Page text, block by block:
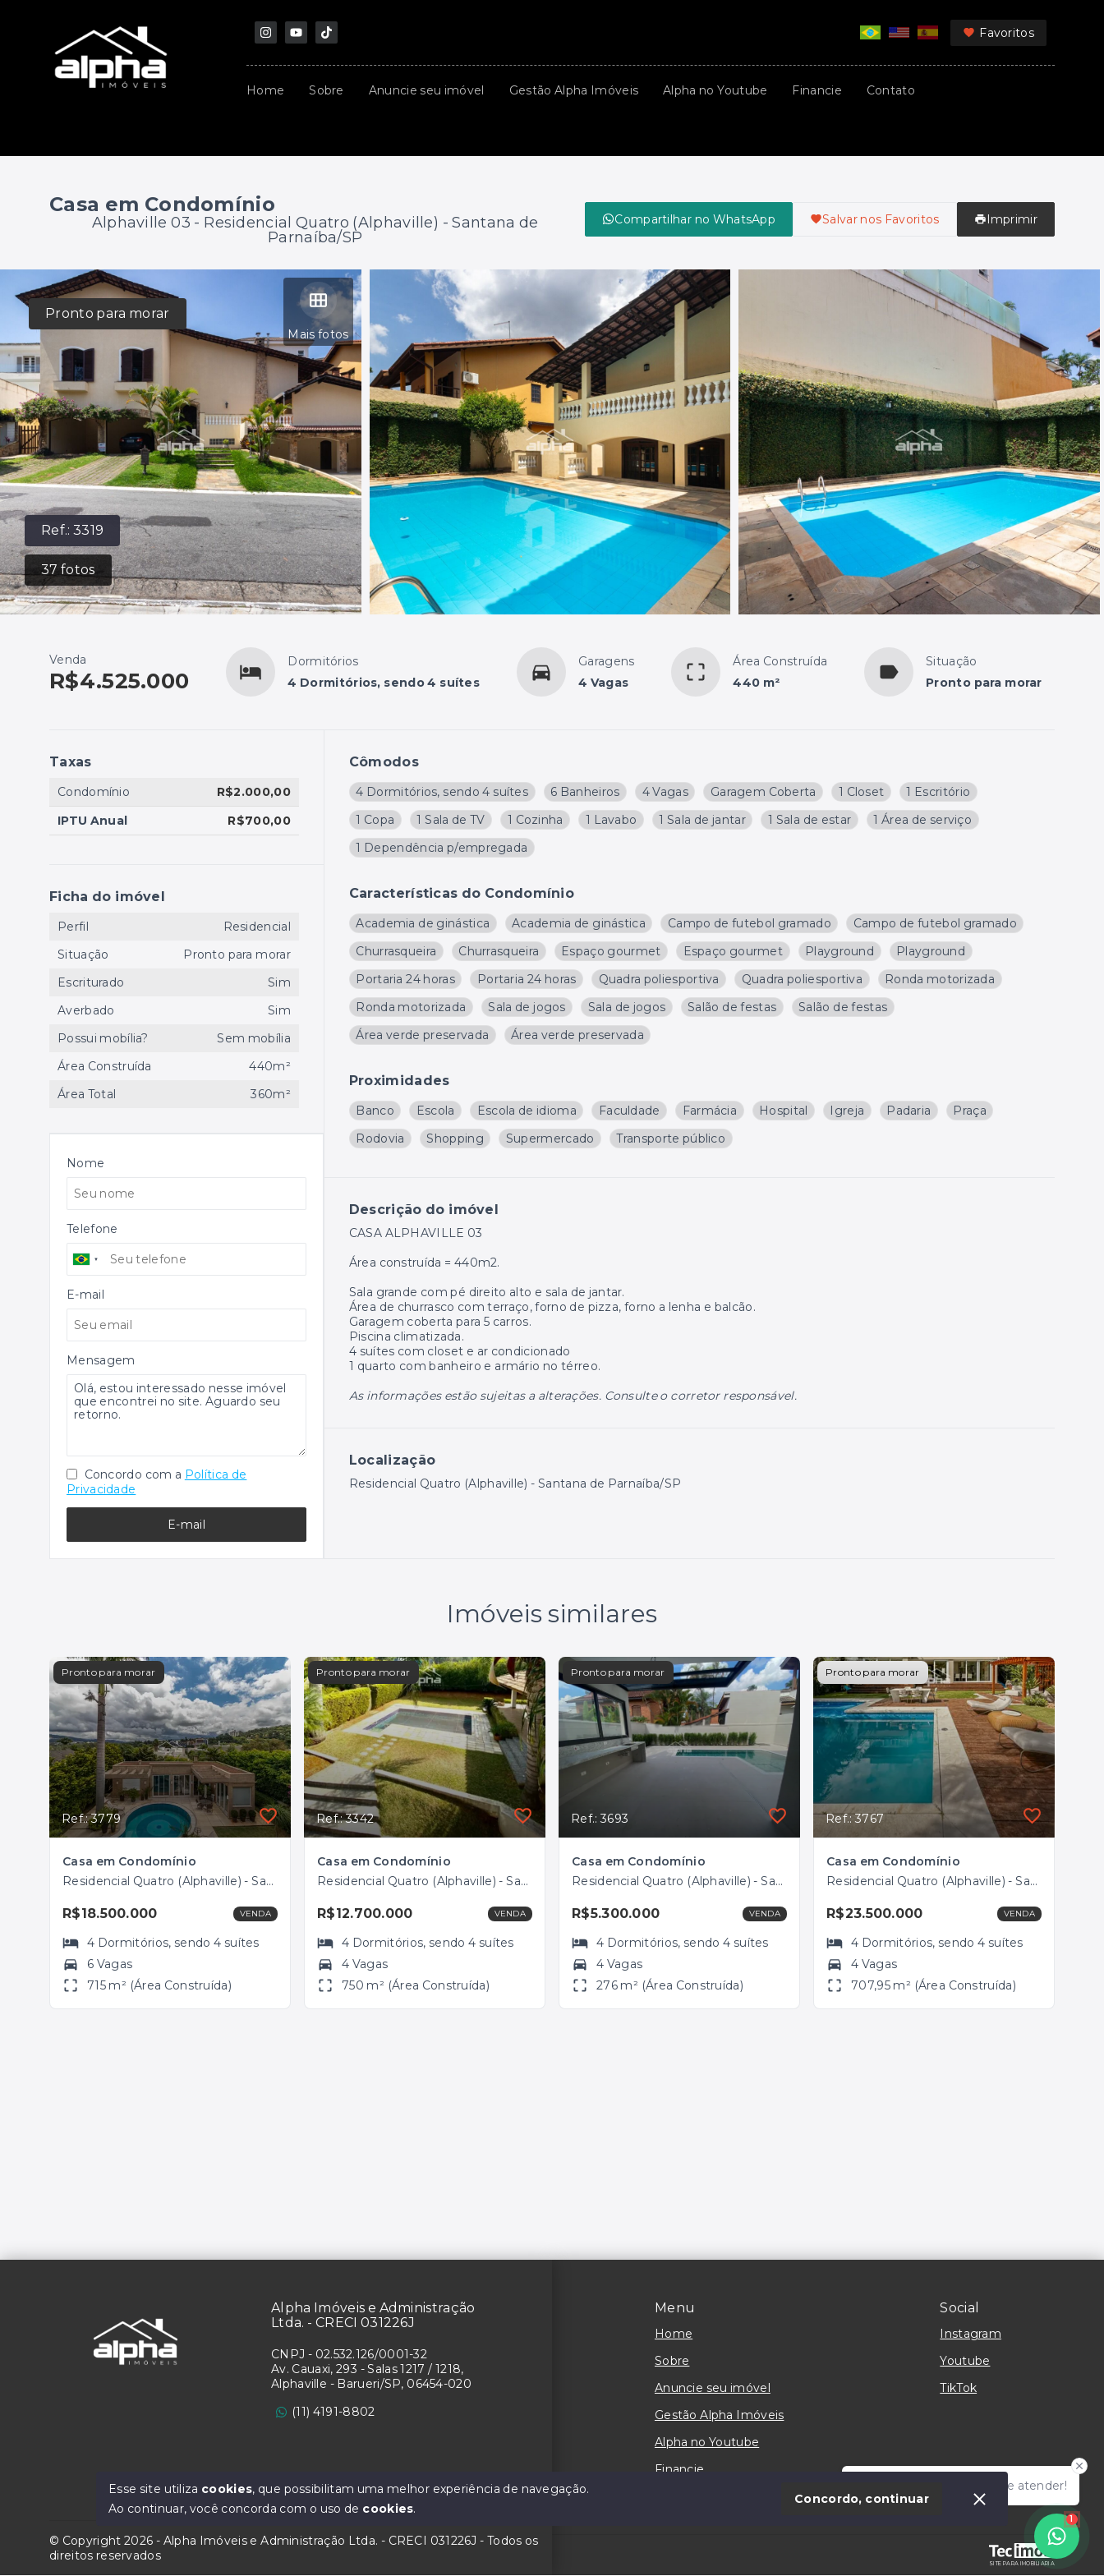
Favoritos
Home Sobre Anuncie seu imóvel Gestão Alpha Imóveis Alpha no Youtube Financie Contato
Casa em Condomínio
Alphaville 03 - Residencial Quatro (Alphaville) - Santana de
Parnaíba/SP
Compartilhar no WhatsApp Salvar nos Favoritos Imprimir
Ref.:3319
37 fotos
Mais fotos
Pronto para morar
Venda
R$4.525.000
Dormitórios
4 Dormitórios, sendo 4 suítes
Garagens
4 Vagas
Área Construída
440 m²
Situação
Pronto para morar
Cômodos
4 Dormitórios, sendo 4 suítes 6 Banheiros 4 Vagas Garagem Coberta 1 Closet
1 Escritório
1 Copa
1 Sala de TV 1 Cozinha 1 Lavabo 1 Sala de jantar 1 Sala de estar
1 Área de serviço
1 Dependência p/empregada
Características do Condomínio
Academia de ginástica Academia de ginástica Campo de futebol gramado
Campo de futebol gramado
Churrasqueira
Churrasqueira Espaço gourmet Espaço gourmet Playground
Playground
Portaria 24 horas
Portaria 24 horas Quadra poliesportiva Quadra poliesportiva
Ronda motorizada
Ronda motorizada
Sala de jogos Sala de jogos Salão de festas
Salão de festas
Área verde preservada
Área verde preservada
Proximidades
Banco Escola Escola de idioma Faculdade Farmácia Hospital Igreja Padaria
Praça
Rodovia
Shopping Supermercado Transporte público
Descrição do imóvel
CASA ALPHAVILLE 03
Área construída = 440m2.
Sala grande com pé direito alto e sala de jantar.
Área de churrasco com terraço, forno de pizza, forno a lenha e balcão.
Garagem coberta para 5 carros.
Piscina climatizada.
4 suítes com closet e ar condicionado
1 quarto com banheiro e armário no térreo.
As informações estão sujeitas a alterações. Consulte o corretor responsável.
Localização
Residencial Quatro (Alphaville) - Santana de Parnaíba/SP
Taxas
Condomínio
R$2.000,00
IPTU Anual
R$700,00
Ficha do imóvel
Perfil
Residencial
Situação
Pronto para morar
Escriturado
Sim
Averbado
Sim
Possui mobília?
Sem mobília
Área Construída
440m²
Área Total
360m²
Nome
Telefone
E-mail
Mensagem
Concordo com a Política de
Privacidade
E-mail
Imóveis similares
Pronto para morar
Ref.: 3779
Casa em Condomínio
Residencial Quatro (Alphaville) - Santana de Parnaíba/SP
R$18.500.000 VENDA
4 Dormitórios, sendo4 suítes
6 Vagas
715 m² (Área Construída)
Pronto para morar
Ref.: 3342
Casa em Condomínio
Residencial Quatro (Alphaville) - Santana de Parnaíba/SP
R$12.700.000 VENDA
4 Dormitórios, sendo4 suítes
4 Vagas
750 m² (Área Construída)
Pronto para morar
Ref.: 3693
Casa em Condomínio
Residencial Quatro (Alphaville) - Santana de Parnaíba/SP
R$5.300.000 VENDA
4 Dormitórios, sendo4 suítes
4 Vagas
276 m² (Área Construída)
Pronto para morar
Ref.: 3767
Casa em Condomínio
Residencial Quatro (Alphaville) - Santana de Parnaíba/SP
R$23.500.000 VENDA
4 Dormitórios, sendo4 suítes
4 Vagas
707,95 m² (Área Construída)
Olá! Estamos online para te atender!
1
Menu
Home
Sobre
Anuncie seu imóvel
Gestão Alpha Imóveis
Alpha no Youtube
Financie
Social
Instagram
Youtube
TikTok
SITE PARA IMOBILIARIA
Alpha Imóveis e Administração
Ltda. - CRECI 031226J
CNPJ - 02.532.126/0001-32
Av. Cauaxi, 293 - Salas 1217 / 1218,
Alphaville - Barueri/SP, 06454-020
(11) 4191-8802
© Copyright 2026 - Alpha Imóveis e Administração Ltda. - CRECI 031226J - Todos os
direitos reservados
Esse site utiliza cookies, que possibilitam uma melhor experiência de navegação.
Ao continuar, você concorda com o uso de cookies.
Concordo, continuar